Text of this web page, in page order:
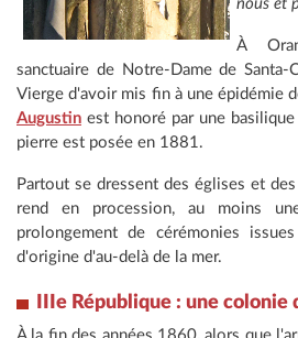
nous et
À
sanctuaire de Notre-Dame de
Vierge d'avoir mis fin à une épidémie
Augustin est honoré par une
pierre est posée en 1881.
Partout se dressent des églises et
rend en procession, au moins
prolongement de cérémonies
d'origine d'au-delà de la mer.
IIIe République : une